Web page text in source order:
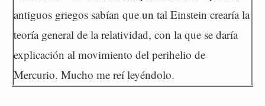
antiguos griegos sabían que un tal Einstein crearía la
teoría general de la relatividad, con la que se daría
explicación al movimiento del perihelio de
Mercurio. Mucho me reí leyéndolo.